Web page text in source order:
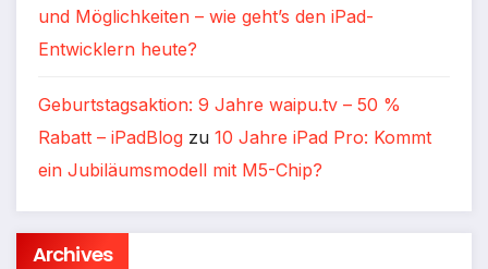
und Möglichkeiten – wie geht’s den iPad-
Entwicklern heute?
Geburtstagsaktion: 9 Jahre waipu.tv – 50 %
Rabatt – iPadBlog zu 10 Jahre iPad Pro: Kommt
ein Jubiläumsmodell mit M5-Chip?
Archives